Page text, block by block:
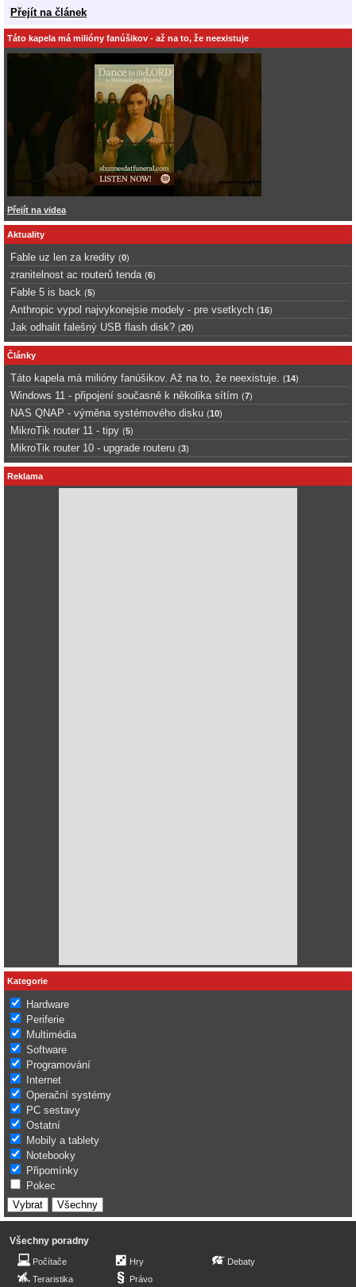
Přejít na článek
Táto kapela má milióny fanúšikov - až na to, že neexistuje
Přejít na videa
Aktuality
Fable uz len za kredity (0)
zranitelnost ac routerů tenda (6)
Fable 5 is back (5)
Anthropic vypol najvykonejsie modely - pre vsetkych (16)
Jak odhalit falešný USB flash disk? (20)
Články
Táto kapela má milióny fanúšikov. Až na to, že neexistuje. (14)
Windows 11 - připojení současně k několika sítím (7)
NAS QNAP - výměna systémového disku (10)
MikroTik router 11 - tipy (5)
MikroTik router 10 - upgrade routeru (3)
Reklama
Kategorie
Hardware
Periferie
Multimédia
Software
Programování
Internet
Operační systémy
PC sestavy
Ostatní
Mobily a tablety
Notebooky
Připomínky
Pokec
Všechny poradny
Počítače
Teraristika
Hry
Právo
Debaty